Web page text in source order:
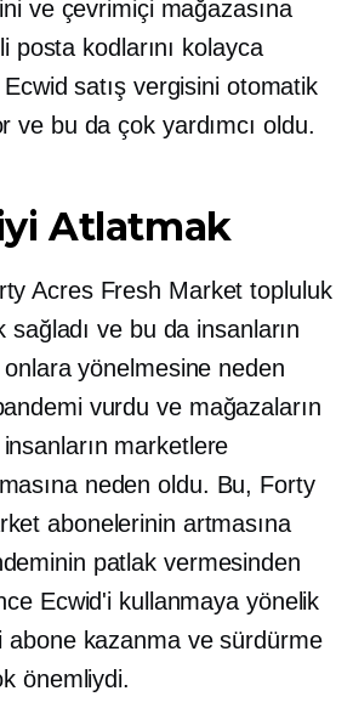
ve çevrimiçi mağazasına
posta kodlarını kolayca
satış vergisini otomatik
ve bu da çok yardımcı oldu.
Atlatmak
Acres Fresh Market topluluk
sağladı ve bu da insanların
yönelmesine neden
vurdu ve mağazaların
marketlere
neden oldu. Bu, Forty
abonelerinin artmasına
patlak vermesinden
Ecwid'i kullanmaya yönelik
abone kazanma ve sürdürme
önemliydi.